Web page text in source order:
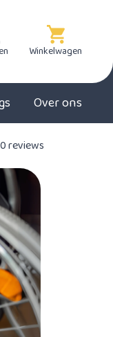
Winkelwagen
Over ons
reviews